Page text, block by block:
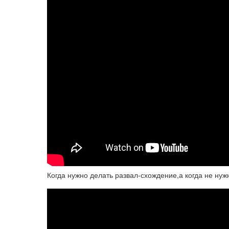
Когда нужно делать развал-схождение,а когда не